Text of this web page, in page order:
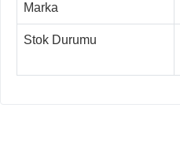
Marka
Stok Durumu